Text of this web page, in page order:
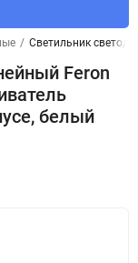
/ Светильник
Feron
белый